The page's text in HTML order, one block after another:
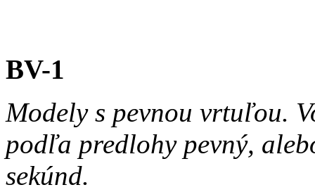
BV-1
Modely s pevnou vrtuľou.
podľa predlohy pevný,
sekúnd.